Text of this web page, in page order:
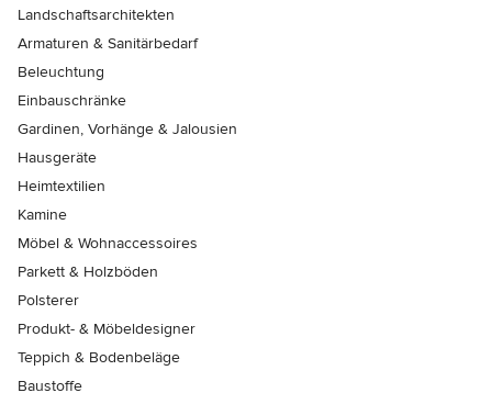
Landschaftsarchitekten
Armaturen & Sanitärbedarf
Beleuchtung
Einbauschränke
Gardinen, Vorhänge & Jalousien
Hausgeräte
Heimtextilien
Kamine
Möbel & Wohnaccessoires
Parkett & Holzböden
Polsterer
Produkt- & Möbeldesigner
Teppich & Bodenbeläge
Baustoffe